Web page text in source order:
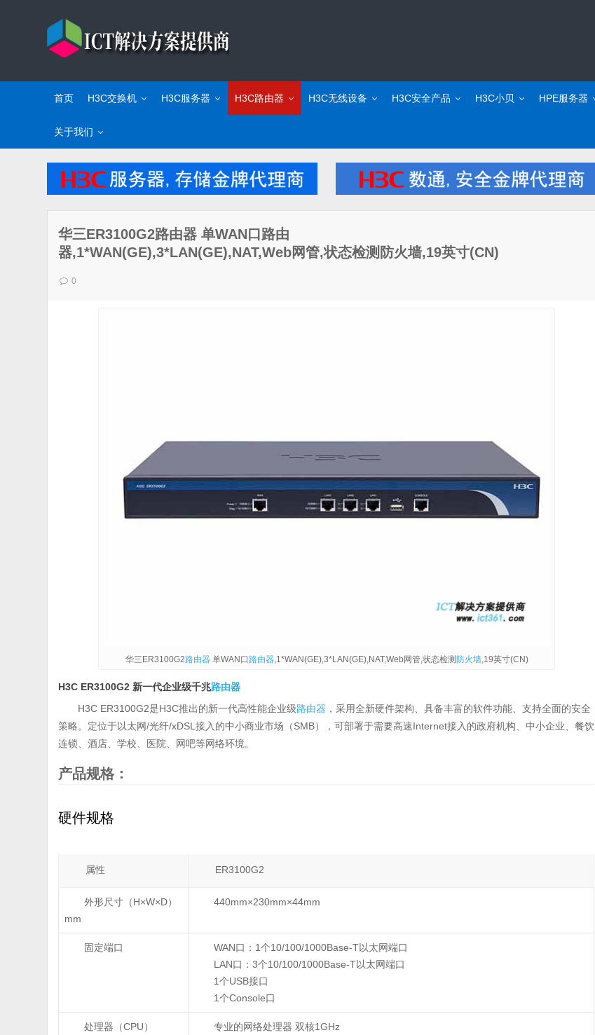
首页 H3C交换机 H3C服务器 H3C路由器 H3C无线设备 H3C安全产品 H3C小贝 HPE服务器
关于我们
华三ER3100G2路由器 单WAN口路由
器,1*WAN(GE),3*LAN(GE),NAT,Web网管,状态检测防火墙,19英寸(CN)
0
华三ER3100G2路由器单WAN口路由器,1*WAN(GE),3*LAN(GE),NAT,Web网管,状态检测 防火墙,19英寸(CN)
H3C ER3100G2 新一代企业级千兆路由器
H3C ER3100G2是H3C推出的新一代高性能企业级路由器 ，采用全新硬件架构、具备丰富的软件功能、支持全面的安全
策略。定位于以太网/光纤/xDSL接入的中小商业市场（SMB），可部署于需要高速Internet接入的政府机构、中小企业、餐饮
连锁、酒店、学校、医院、网吧等网络环境。
产品规格：
硬件规格
属性 ER3100G2
外形尺寸（H×W×D）
mm
440mm×230mm×44mm
固定端口
WAN口：1个10/100/1000Base-T以太网端口
LAN口：3个10/100/1000Base-T以太网端口
1个USB接口
1个Console口
处理器（CPU） 专业的网络处理器 双核1GHz